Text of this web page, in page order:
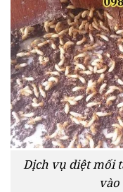
Dịch vụ diệt mối